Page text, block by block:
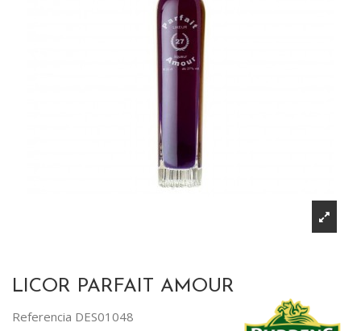
LICOR PARFAIT AMOUR
Referencia DES01048